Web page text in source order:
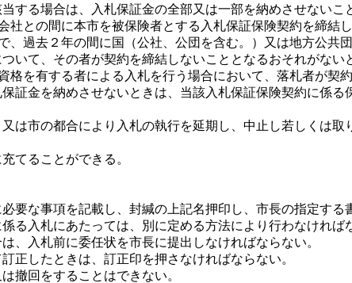
する場合は、入札保証金の全部又は一部を納めさせないこ
との間に本市を被保険者とする入札保証保険契約を締結し
過去２年の間に国（公社、公団を含む。）又は地方公共
いて、その者が契約を締結しないこととなるおそれがない
を有する者による入札を行う場合において、落札者が契
証金を納めさせないときは、当該入札保証保険契約に係る
は市の都合により入札の執行を延期し、中止し若しくは
てることができる。
要な事項を記載し、封緘の上記名押印し、市長の指定す
る入札にあたっては、別に定める方法により行わなければ
、入札前に委任状を市長に提出しなければならない。
正したときは、訂正印を押さなければならない。
撤回をすることはできない。